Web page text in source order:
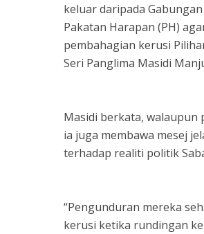
keluar daripada
Pakatan Harapan (PH)
pembahagian kerusi
Seri Panglima Masidi
Masidi berkata, walaupun
ia juga membawa mesej
terhadap realiti politik
“Pengunduran mereka
kerusi ketika rundingan